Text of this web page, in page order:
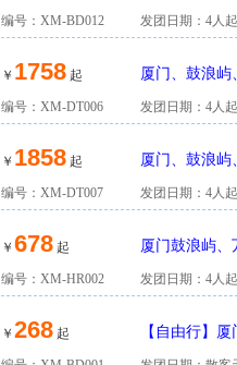
编号：XM-BD012 发团日期：4人
￥ 1758起 厦门、鼓浪屿
编号：XM-DT006 发团日期：4人
￥ 1858起 厦门、鼓浪屿
编号：XM-DT007 发团日期：4人
￥ 678起 厦门鼓浪屿、
编号：XM-HR002 发团日期：4人
￥ 268起 【自由行】